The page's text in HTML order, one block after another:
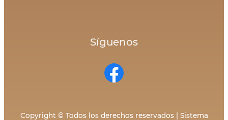
Síguenos
Copyright © Todos los derechos reservados | Sistema